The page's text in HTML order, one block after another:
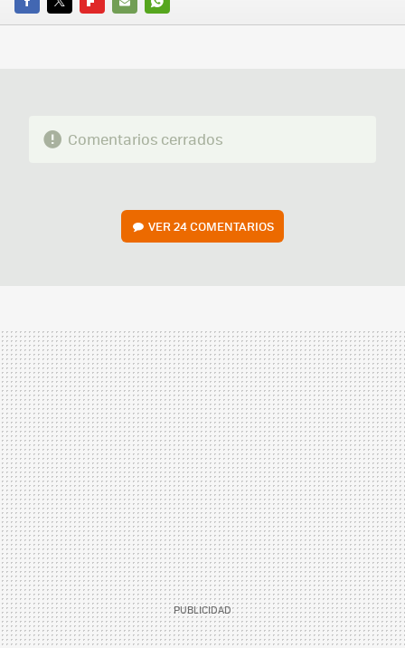
FACEBOOK
TWITTERFLIPBOARD
E-
WHATSAPP
Comentarios cerrados
VER24 COMENTARIOS